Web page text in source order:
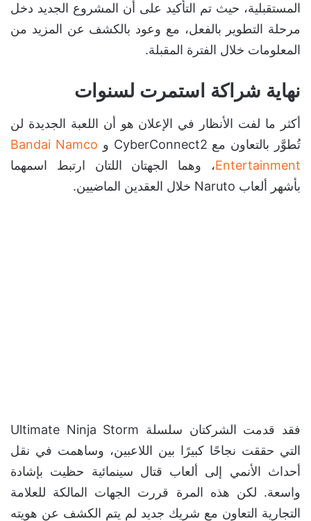
المستقبلية، حيث تم التأكيد على أن المشروع الجديد دخل
مرحلة التطوير بالفعل، مع وعود بالكشف عن المزيد من
المعلومات خلال الفترة المقبلة.
نهاية شراكة استمرت لسنوات
أكثر ما لفت الأنظار في الإعلان هو أن اللعبة الجديدة لن
تُطوَّر بالتعاون مع CyberConnect2 و
Bandai Namco
Entertainment، وهما الجهتان اللتان ارتبط اسمهما
بأشهر ألعاب Naruto خلال العقدين الماضيين.
فقد قدمت الشركتان سلسلة Ultimate Ninja Storm
التي حققت نجاحًا كبيرًا بين اللاعبين، وساهمت في نقل
أحداث الأنمي إلى ألعاب قتال سينمائية حظيت بإشادة
واسعة. لكن هذه المرة قررت الجهات المالكة للعلامة
التجارية التعاون مع شريك جديد لم يتم الكشف عن هويته